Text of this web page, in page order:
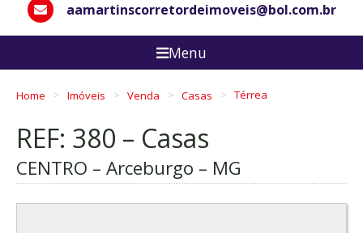
aamartinscorretordeimoveis@bol.com.br
Menu
Home Imóveis Venda Casas Térrea
REF: 380 – Casas
CENTRO – Arceburgo – MG